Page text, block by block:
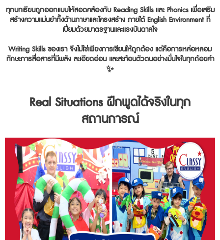
ทุกบทเรียนถูกออกแบบให้สอดคล้องกับ Reading Skills และ Phonics เพื่อเสริม
สร้างความแม่นยำทั้งด้านภาษาและโครงสร้าง ภายใต้ English Environment ที่
เปี่ยมด้วยมาตรฐานและแรงบันดาลใจ
Writing Skills ของเรา จึงไม่ใช่เพียงการเขียนให้ถูกต้อง แต่คือการหล่อหลอม
ทักษะการสื่อสารที่มีพลัง ละเอียดอ่อน และสะท้อนตัวตนอย่างมั่นใจในทุกถ้อยคำ
✨
Real Situations ฝึกพูดได้จริงในทุก
สถานการณ์